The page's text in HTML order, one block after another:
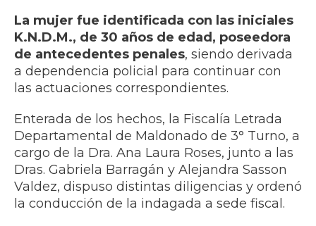
La mujer fue identificada con las iniciales
K.N.D.M., de 30 años de edad, poseedora
de antecedentes penales, siendo derivada
a dependencia policial para continuar con
las actuaciones correspondientes.
Enterada de los hechos, la Fiscalía Letrada
Departamental de Maldonado de 3° Turno, a
cargo de la Dra. Ana Laura Roses, junto a las
Dras. Gabriela Barragán y Alejandra Sasson
Valdez, dispuso distintas diligencias y ordenó
la conducción de la indagada a sede fiscal.